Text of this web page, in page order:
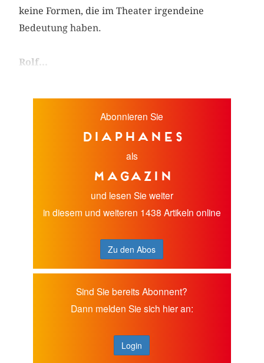
keine Formen, die im Theater irgendeine
Bedeutung haben.
Rolf...
Abonnieren Sie
diaphanes
als
Magazin
und lesen Sie weiter
in diesem und weiteren 1438 Artikeln online
Zu den Abos
Sind Sie bereits Abonnent?
Dann melden Sie sich hier an:
Login